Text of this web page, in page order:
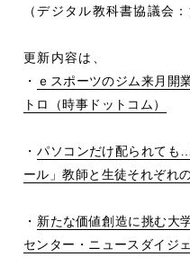
（デジタル教科書協議会
更新内容は、
・ ｅスポーツのジム来月
トロ（時事ドットコム）
・パソコンだけ配られても
ール」教師と生徒それぞれ
・ 新たな価値創造に挑む大
センター・ニュースダイジ